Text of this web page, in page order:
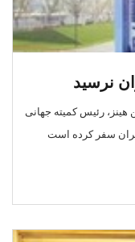
نرسید
رئیس کمیته جهانی
سفر کرده است